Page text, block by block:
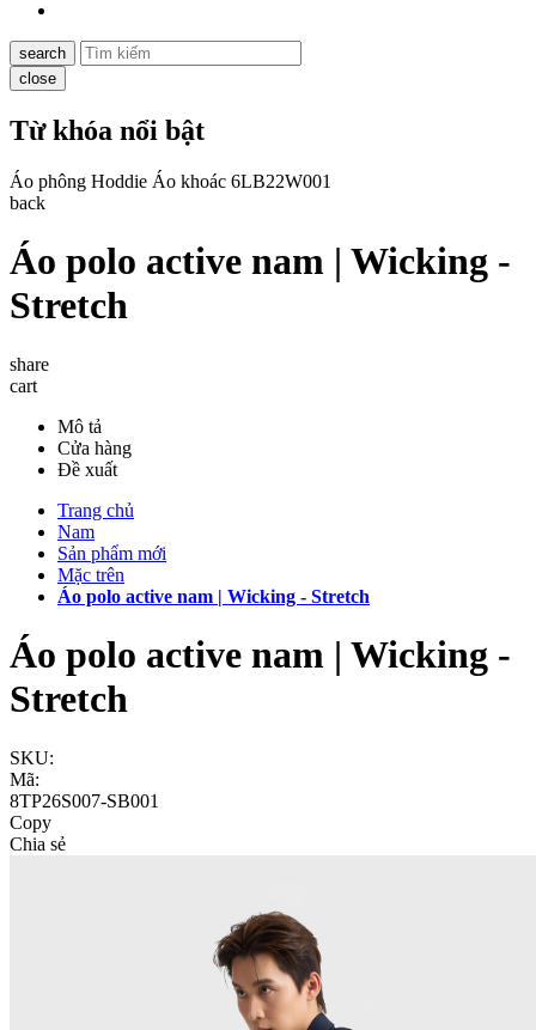
search
close
Từ khóa nổi bật
Áo phông Hoddie Áo khoác 6LB22W001
back
Áo polo active nam | Wicking -
Stretch
share
cart
Mô tả
Cửa hàng
Đề xuất
Trang chủ
Nam
Sản phẩm mới
Mặc trên
Áo polo active nam | Wicking - Stretch
Áo polo active nam | Wicking -
Stretch
SKU:
Mã:
8TP26S007-SB001
Copy
Chia sẻ